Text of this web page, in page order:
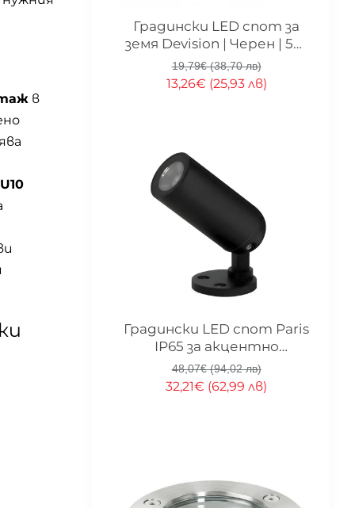
в
-33%
Градински LED спот за
земя Devision | Черен | 5W
| 3000K | IP65
13,26€ (25,93 лв)
19,79€ (38,70 лв)
-33%
Градински LED спот Paris
IP65 за акцентно
осветление
32,21€ (62,99 лв)
48,07€ (94,02 лв)